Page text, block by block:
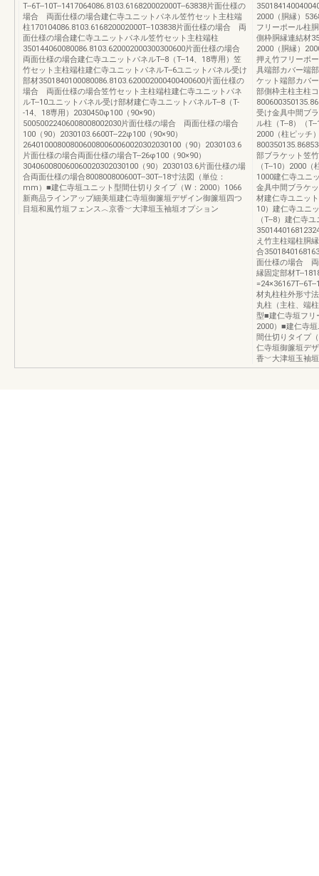
T--6T--10T--1417064086.8103.616820002000T--63838片面仕様の
場合 両面仕様の場合建仁寺ユニットパネル笠竹セット主柱端
柱170104086.8103.616820002000T--103838片面仕様の場合 両
面仕様の場合建仁寺ユニットパネル笠竹セット主柱端柱
350144060080086.8103.620002000300300600片面仕様の場合
両面仕様の場合建仁寺ユニットパネルT--8（T--14、18専用）笠
竹セット主柱端柱建仁寺ユニットパネルT--6ユニットパネル受け
部材3501840100080086.8103.620002000400400600片面仕様の
場合 両面仕様の場合笠竹セット主柱端柱建仁寺ユニットパネ
ルT--10ユニットパネル受け部材建仁寺ユニットパネルT--8（T-
-14、18専用）2030450φ100（90×90）
50050022406008008002030片面仕様の場合 両面仕様の場合
100（90）2030103.6600T--22φ100（90×90）
2640100080080060080060060020302030100（90）2030103.6
片面仕様の場合両面仕様の場合T--26φ100（90×90）
304060080060060020302030100（90）2030103.6片面仕様の場
合両面仕様の場合800800800600T--30T--18寸法図（単位：
mm）■建仁寺垣ユニット型間仕切りタイプ（W：2000）1066
新商品ラインアップ細美垣建仁寺垣御簾垣デザイン御簾垣四つ
目垣和風竹垣フェンス︿京香﹀大津垣玉袖垣オプション
2000（胴縁）
フリーポール柱
側枠胴縁連結材
2000（胴縁）
押え竹フリーポ
具端部カバー端
ケット端部カバ
部側枠主柱主柱
受け金具中間ブ
ル柱（T--8）（
2000（柱ピッチ
部ブラケット笠
（T--10）2000
1000建仁寺ユニ
金具中間ブラケ
材建仁寺ユニッ
10）建仁寺ユニ
（T--8）建仁寺
え竹主柱端柱胴
合
面仕様の場合 両
縁固定部材T--
=24×36167T--
材丸柱柱外形寸
丸柱（主柱、端
型■建仁寺垣フリ
2000）■建仁寺
間仕切りタイプ
仁寺垣御簾垣デ
香﹀大津垣玉袖